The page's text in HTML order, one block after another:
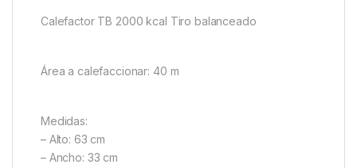
Calefactor TB 2000 kcal Tiro balanceado
Área a calefaccionar: 40 m
Medidas:
– Alto: 63 cm
– Ancho: 33 cm